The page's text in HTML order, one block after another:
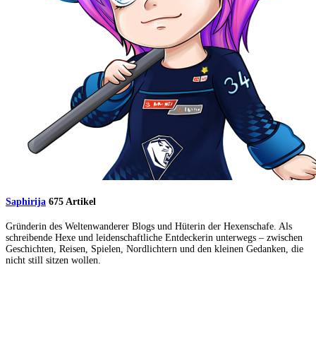
Saphirija 675 Artikel
Gründerin des Weltenwanderer Blogs und Hüterin der Hexenschafe. Als
schreibende Hexe und leidenschaftliche Entdeckerin unterwegs – zwischen
Geschichten, Reisen, Spielen, Nordlichtern und den kleinen Gedanken, die
nicht still sitzen wollen.